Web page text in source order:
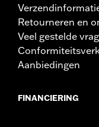
Retourneren en
Veel gestelde
Aanbiedingen
FINANCIERING